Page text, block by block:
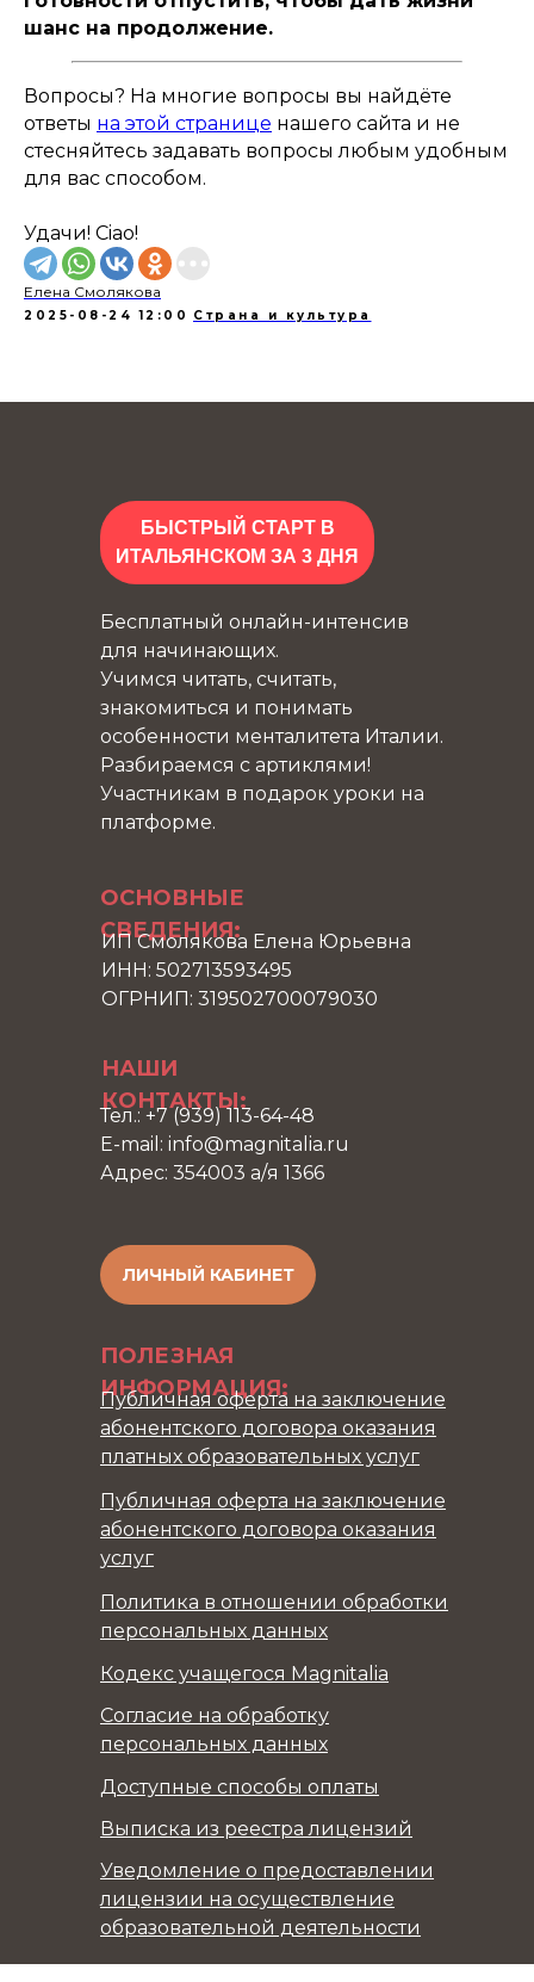
шанс на продолжение.
Вопросы? На многие вопросы вы найдёте
ответы на этой странице нашего сайта и не
стесняйтесь задавать вопросы любым удобным
для вас способом.
Удачи! Ciao!
Елена Смолякова
2025-08-24 12:00 Страна и культура
ЛИЧНЫЙ КАБИНЕТ
БЫСТРЫЙ СТАРТ В
ИТАЛЬЯНСКОМ ЗА 3 ДНЯ
ОСНОВНЫЕ
СВЕДЕНИЯ:
НАШИ
КОНТАКТЫ:
ПОЛЕЗНАЯ
ИНФОРМАЦИЯ:
ИП Смолякова Елена Юрьевна
ИНН: 502713593495
ОГРНИП: 319502700079030
Бесплатный онлайн-интенсив
для начинающих.
Учимся читать, считать,
знакомиться и понимать
особенности менталитета Италии.
Разбираемся с артиклями!
Участникам в подарок уроки на
платформе.
Кодекс учащегося Magnitalia
Уведомление о предоставлении
лицензии на осуществление
образовательной деятельности
Выписка из реестра лицензий
Доступные способы оплаты
Согласие на обработку
персональных данных
Политика в отношении обработки
персональных данных
Публичная оферта на заключение
абонентского договора оказания
услуг
Публичная оферта на заключение
абонентского договора оказания
платных образовательных услуг
Тел.: +7 (939) 113-64-48
E-mail: info@magnitalia.ru
Адрес: 354003 а/я 1366